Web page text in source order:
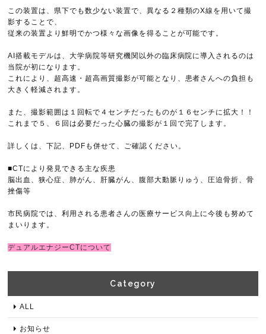
この装置は、県下でも数少ない装置で、異なる２種類のX線を用いて撮
影することで、
従来の装置より鮮明でかつ様々な画像を得ることが可能です。
AI搭載モデルは、大学病院等研究機関以外の臨床病院に導入されるのは
当院が初になります。
これにより、超高速・超高画質撮影が可能となり、患者さんへの負担も
大きく軽減されます。
また、撮影範囲は１回転で４センチだったものが１６センチに拡大！！
これまで５、６回は必要だった心臓の撮影が１回で完了します。
詳しくは、下記、PDFも併せて、ご確認ください。
■CTにより発見できる主な疾患
脳出血、狭心症、肺がん、肝臓がん、腹部大動脈りゅう、圧迫骨折、骨
挫傷等
市民病院では、利用される患者さんの医療サービス向上に今後も努めて
まいります。
デュアルエナジーCTについて
Category​
ALL
お知らせ